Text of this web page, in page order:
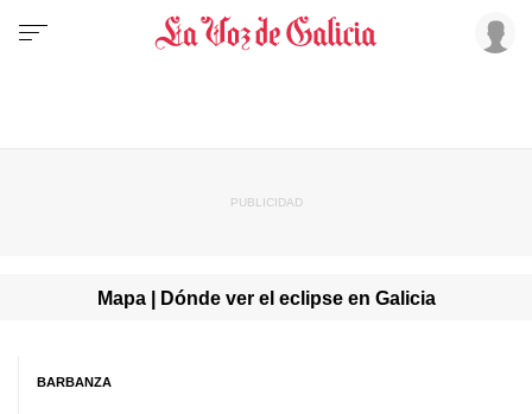
Mapa | Dónde ver el eclipse en Galicia
BARBANZA